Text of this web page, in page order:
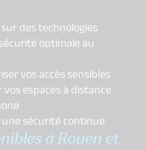
des technologies
optimale au
vos accès sensibles
espaces à distance
sécurité continue
à Rouen et